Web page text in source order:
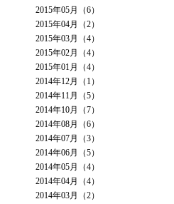
2015年05月（6）
2015年04月（2）
2015年03月（4）
2015年02月（4）
2015年01月（4）
2014年12月（1）
2014年11月（5）
2014年10月（7）
2014年08月（6）
2014年07月（3）
2014年06月（5）
2014年05月（4）
2014年04月（4）
2014年03月（2）